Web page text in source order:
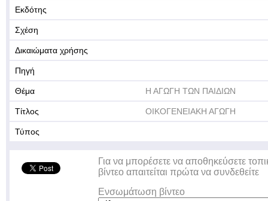
Εκδότης
Σχέση
Δικαιώματα χρήσης
Πηγή
Θέμα Η ΑΓΩΓΗ ΤΩΝ ΠΑΙΔΙΩΝ
Τίτλος ΟΙΚΟΓΕΝΕΙΑΚΗ ΑΓΩΓΗ
Τύπος
Για να μπορέσετε να αποθηκεύσετε
βίντεο απαιτείται πρώτα να συνδεθείτε
Ενσωμάτωση βίντεο